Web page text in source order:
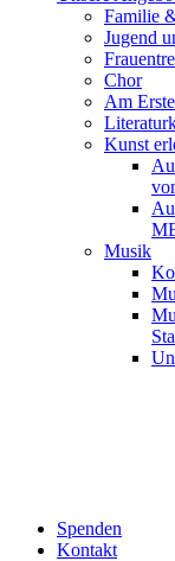
Familie
Jugend
Chor
Am
Kunst
Musik
Spenden
Kontakt